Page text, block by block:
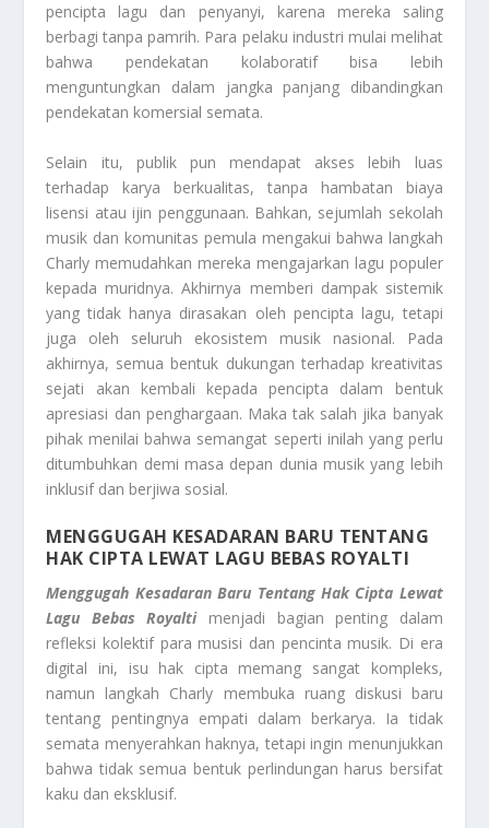
pencipta lagu dan penyanyi, karena mereka saling
berbagi tanpa pamrih. Para pelaku industri mulai melihat
bahwa pendekatan kolaboratif bisa lebih
menguntungkan dalam jangka panjang dibandingkan
pendekatan komersial semata.
Selain itu, publik pun mendapat akses lebih luas
terhadap karya berkualitas, tanpa hambatan biaya
lisensi atau ijin penggunaan. Bahkan, sejumlah sekolah
musik dan komunitas pemula mengakui bahwa langkah
Charly memudahkan mereka mengajarkan lagu populer
kepada muridnya. Akhirnya memberi dampak sistemik
yang tidak hanya dirasakan oleh pencipta lagu, tetapi
juga oleh seluruh ekosistem musik nasional. Pada
akhirnya, semua bentuk dukungan terhadap kreativitas
sejati akan kembali kepada pencipta dalam bentuk
apresiasi dan penghargaan. Maka tak salah jika banyak
pihak menilai bahwa semangat seperti inilah yang perlu
ditumbuhkan demi masa depan dunia musik yang lebih
inklusif dan berjiwa sosial.
MENGGUGAH KESADARAN BARU TENTANG
HAK CIPTA LEWAT LAGU BEBAS ROYALTI
Menggugah Kesadaran Baru Tentang Hak Cipta Lewat
Lagu Bebas Royaltimenjadi bagian penting dalam
refleksi kolektif para musisi dan pencinta musik. Di era
digital ini, isu hak cipta memang sangat kompleks,
namun langkah Charly membuka ruang diskusi baru
tentang pentingnya empati dalam berkarya. Ia tidak
semata menyerahkan haknya, tetapi ingin menunjukkan
bahwa tidak semua bentuk perlindungan harus bersifat
kaku dan eksklusif.